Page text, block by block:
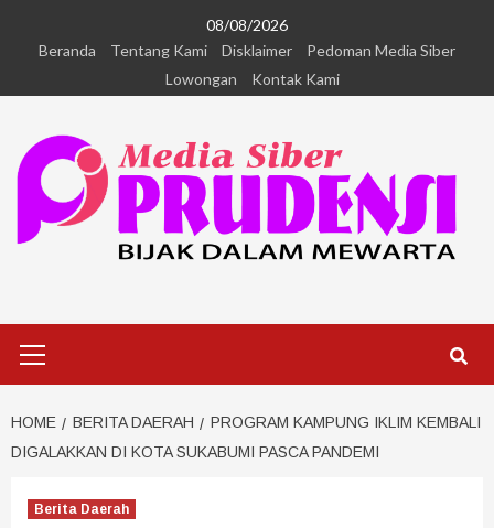
08/08/2026
Beranda
Tentang Kami Disklaimer
Pedoman Media Siber
Lowongan
Kontak Kami
HOME BERITA DAERAH
PROGRAM KAMPUNG IKLIM KEMBALI
DIGALAKKAN DI KOTA SUKABUMI PASCA PANDEMI
Berita Daerah